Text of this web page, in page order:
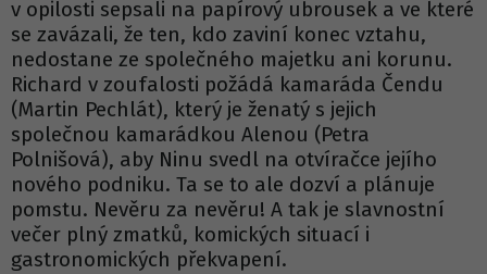
v opilosti sepsali na papírový ubrousek a ve které
se zavázali, že ten, kdo zaviní konec vztahu,
nedostane ze společného majetku ani korunu.
Richard v zoufalosti požádá kamaráda Čendu
(Martin Pechlát), který je ženatý s jejich
společnou kamarádkou Alenou (Petra
Polnišová), aby Ninu svedl na otvíračce jejího
nového podniku. Ta se to ale dozví a plánuje
pomstu. Nevěru za nevěru! A tak je slavnostní
večer plný zmatků, komických situací i
gastronomických překvapení.